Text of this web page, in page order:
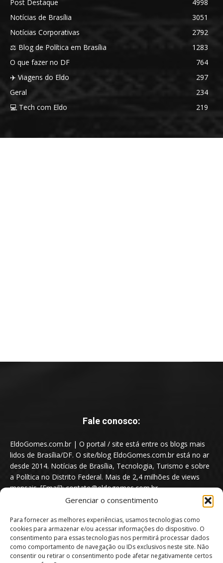
Gerenciar o consentimento
Para fornecer as melhores experiências, usamos tecnologias como
cookies para armazenar e/ou acessar informações do dispositivo. O
consentimento para essas tecnologias nos permitirá processar dados
como comportamento de navegação ou IDs exclusivos neste site. Não
consentir ou retirar o consentimento pode afetar negativamente certos
Post Destaque
4998
Notícias de Brasília
3051
Notícias Corporativas
2792
⚖️ Blog de Política em Brasília
1283
O que fazer no DF
764
✈️ Viagens do Eldo
297
Geral
234
💻 Tech com Eldo
219
Fale conosco:
EldoGomes.com.br | O portal / site está entre os blogs mais
lidos de Brasília/DF. O site/blog EldoGomes.com.br está no ar
desde 2014. Notícias de Brasília, Tecnologia, Turismo e sobre
a Política no Distrito Federal. Mais de 2,4 milhões de views
mensais. [Email]: contato@eldogomes.com.br